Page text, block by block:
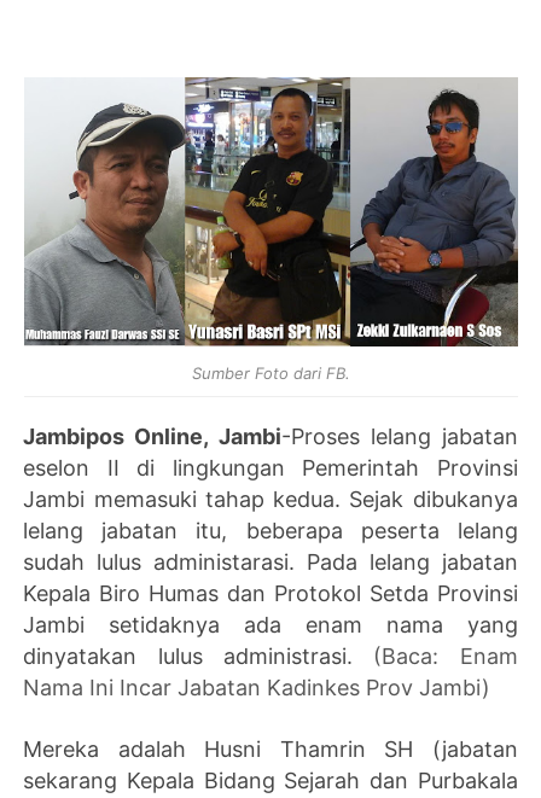
Sumber Foto dari FB.
Jambipos Online, Jambi-Proses lelang jabatan
eselon II di lingkungan Pemerintah Provinsi
Jambi memasuki tahap kedua. Sejak dibukanya
lelang jabatan itu, beberapa peserta lelang
sudah lulus administarasi. Pada lelang jabatan
Kepala Biro Humas dan Protokol Setda Provinsi
Jambi setidaknya ada enam nama yang
dinyatakan lulus administrasi. (Baca: Enam
Nama Ini Incar Jabatan Kadinkes Prov Jambi)
Mereka adalah Husni Thamrin SH (jabatan
sekarang Kepala Bidang Sejarah dan Purbakala